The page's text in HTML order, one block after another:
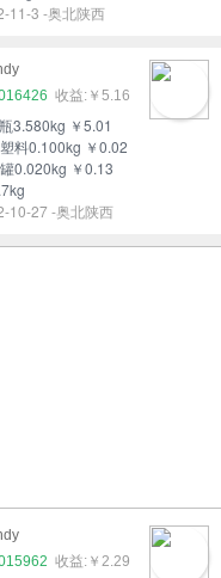
11-3 -奥北陕西
￥5.16
3.580kg ￥5.01
料0.100kg ￥0.02
0.020kg ￥0.13
10-27 -奥北陕西
￥2.29